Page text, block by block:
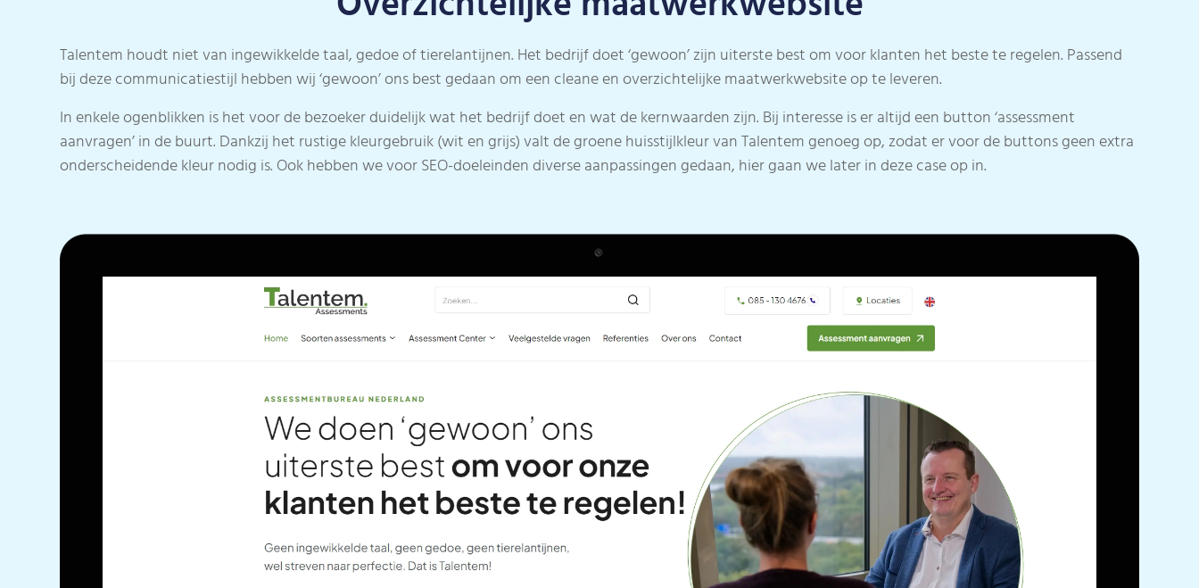
Talentem houdt niet van ingewikkelde taal, gedoe of tierelantijnen. Het bedrijf doet ‘gewoon’ zijn uiterste best om voor klanten het beste te regelen. Passend
bij deze communicatiestijl hebben wij ‘gewoon’ ons best gedaan om een cleane en overzichtelijke maatwerkwebsite op te leveren.
In enkele ogenblikken is het voor de bezoeker duidelijk wat het bedrijf doet en wat de kernwaarden zijn. Bij interesse is er altijd een button ‘assessment
aanvragen’ in de buurt. Dankzij het rustige kleurgebruik (wit en grijs) valt de groene huisstijlkleur van Talentem genoeg op, zodat er voor de buttons geen extra
onderscheidende kleur nodig is. Ook hebben we voor SEO-doeleinden diverse aanpassingen gedaan, hier gaan we later in deze case op in.